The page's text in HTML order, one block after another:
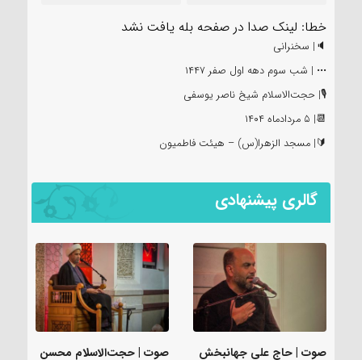
خطا: لینک صدا در صفحه بله یافت نشد
🔈| سخنرانی
••• | شب سوم دهه اول صفر ۱‌۴‌۴‌۷
🎙| حجت‌الاسلام شیخ ناصر یوسفی
📆| ۵ مردادماه ۱‌۴‌۰‌۴
🔰| مسجد الزهرا(س) – هیئت فاطمیون
گالری پیشنهادی
صوت | حاج علی جهانبخش
صوت | حجت‌الاسلام محسن